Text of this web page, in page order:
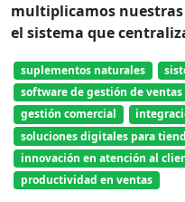
multiplicamos
el sistema que
suplementos naturales
software de gestión de ventas
gestión comercial
soluciones digitales para
innovación en atención al
productividad en ventas